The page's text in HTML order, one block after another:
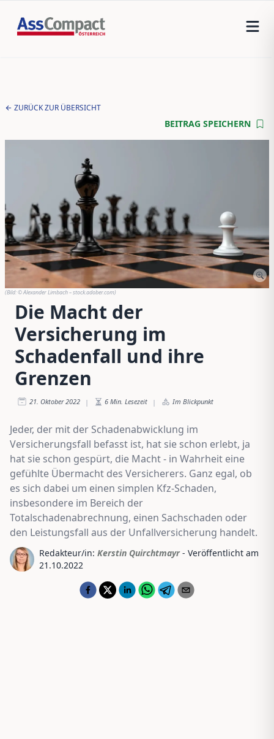
ZURÜCK ZUR ÜBERSICHT
BEITRAG SPEICHERN
(Bild:© Alexander Limbach – stock.adober.com)
Die Macht der
Versicherung im
Schadenfall und ihre
Grenzen
21. Oktober 2022 | 6 Min. Lesezeit | Im Blickpunkt
Jeder, der mit der Schadenabwicklung im
Versicherungsfall befasst ist, hat sie schon erlebt, ja
hat sie schon gespürt, die Macht - in Wahrheit eine
gefühlte Übermacht des Versicherers. Ganz egal, ob
es sich dabei um einen simplen Kfz-Schaden,
insbesondere im Bereich der
Totalschadenabrechnung, einen Sachschaden oder
den Leistungsfall aus der Unfallversicherung handelt.
Redakteur/in: Kerstin Quirchtmayr - Veröffentlicht am
21.10.2022